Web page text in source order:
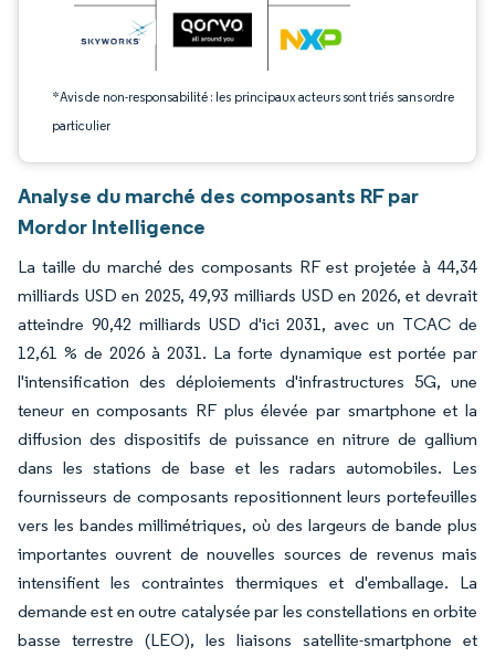
*Avis de non-responsabilité : les principaux acteurs sont triés sans ordre
particulier
Analyse du marché des composants RF par
Mordor Intelligence
La taille du marché des composants RF est projetée à 44,34
milliards USD en 2025, 49,93 milliards USD en 2026, et devrait
atteindre 90,42 milliards USD d'ici 2031, avec un TCAC de
12,61 % de 2026 à 2031. La forte dynamique est portée par
l'intensification des déploiements d'infrastructures 5G, une
teneur en composants RF plus élevée par smartphone et la
diffusion des dispositifs de puissance en nitrure de gallium
dans les stations de base et les radars automobiles. Les
fournisseurs de composants repositionnent leurs portefeuilles
vers les bandes millimétriques, où des largeurs de bande plus
importantes ouvrent de nouvelles sources de revenus mais
intensifient les contraintes thermiques et d'emballage. La
demande est en outre catalysée par les constellations en orbite
basse terrestre (LEO), les liaisons satellite-smartphone et